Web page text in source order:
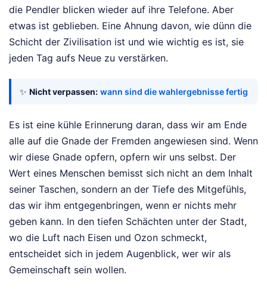
die Pendler blicken wieder auf ihre Telefone. Aber
etwas ist geblieben. Eine Ahnung davon, wie dünn die
Schicht der Zivilisation ist und wie wichtig es ist, sie
jeden Tag aufs Neue zu verstärken.
✨ Nicht verpassen: wann sind die wahlergebnisse fertig
Es ist eine kühle Erinnerung daran, dass wir am Ende
alle auf die Gnade der Fremden angewiesen sind. Wenn
wir diese Gnade opfern, opfern wir uns selbst. Der
Wert eines Menschen bemisst sich nicht an dem Inhalt
seiner Taschen, sondern an der Tiefe des Mitgefühls,
das wir ihm entgegenbringen, wenn er nichts mehr
geben kann. In den tiefen Schächten unter der Stadt,
wo die Luft nach Eisen und Ozon schmeckt,
entscheidet sich in jedem Augenblick, wer wir als
Gemeinschaft sein wollen.